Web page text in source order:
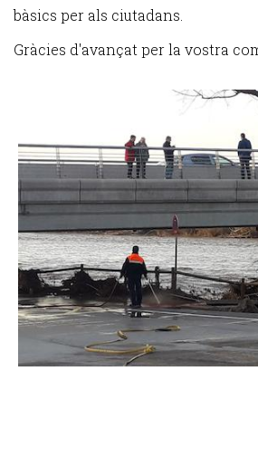
bàsics per als ciutadans.
Gràcies d'avançat per la vostra